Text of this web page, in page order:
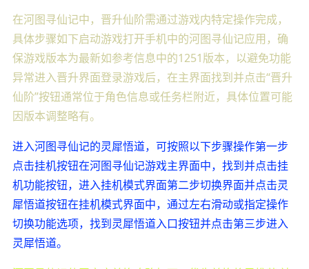
在河图寻仙记中，晋升仙阶需通过游戏内特定操作完成，
具体步骤如下启动游戏打开手机中的河图寻仙记应用，确
保游戏版本为最新如参考信息中的1251版本，以避免功能
异常进入晋升界面登录游戏后，在主界面找到并点击“晋升
仙阶”按钮通常位于角色信息或任务栏附近，具体位置可能
因版本调整略有。
进入河图寻仙记的灵犀悟道，可按照以下步骤操作第一步
点击挂机按钮在河图寻仙记游戏主界面中，找到并点击挂
机功能按钮，进入挂机模式界面第二步切换界面并点击灵
犀悟道按钮在挂机模式界面中，通过左右滑动或指定操作
切换功能选项，找到灵犀悟道入口按钮并点击第三步进入
灵犀悟道。